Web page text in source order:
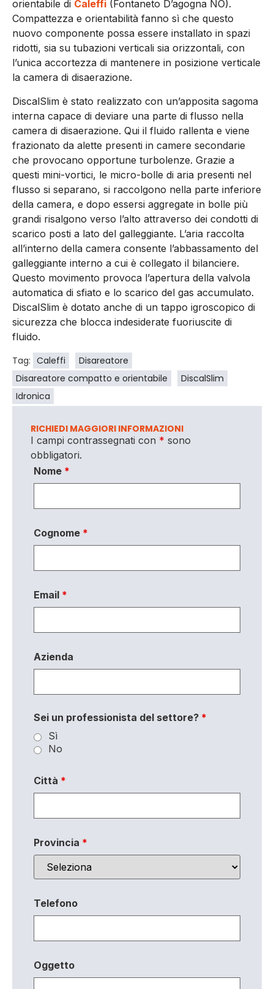
orientabile di Caleffi (Fontaneto D’agogna NO).
Compattezza e orientabilità fanno sì che questo
nuovo componente possa essere installato in spazi
ridotti, sia su tubazioni verticali sia orizzontali, con
l’unica accortezza di mantenere in posizione verticale
la camera di disaerazione.
DiscalSlim è stato realizzato con un’apposita sagoma
interna capace di deviare una parte di flusso nella
camera di disaerazione. Qui il fluido rallenta e viene
frazionato da alette presenti in camere secondarie
che provocano opportune turbolenze. Grazie a
questi mini-vortici, le micro-bolle di aria presenti nel
flusso si separano, si raccolgono nella parte inferiore
della camera, e dopo essersi aggregate in bolle più
grandi risalgono verso l’alto attraverso dei condotti di
scarico posti a lato del galleggiante. L’aria raccolta
all’interno della camera consente l’abbassamento del
galleggiante interno a cui è collegato il bilanciere.
Questo movimento provoca l’apertura della valvola
automatica di sfiato e lo scarico del gas accumulato.
DiscalSlim è dotato anche di un tappo igroscopico di
sicurezza che blocca indesiderate fuoriuscite di
fluido.
Tag: Caleffi
Disareatore
Disareatore compatto e orientabile
DiscalSlim
Idronica
RICHIEDI MAGGIORI INFORMAZIONI
I campi contrassegnati con * sono
obbligatori.
Nome *
Cognome *
Email *
Azienda
Sei un professionista del settore? *
Sì
No
Città *
Provincia *
Telefono
Oggetto